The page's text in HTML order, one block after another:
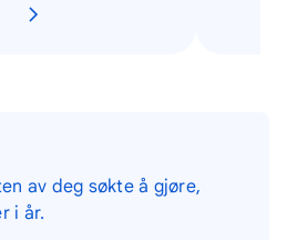
av deg søkte å gjøre,
i år.